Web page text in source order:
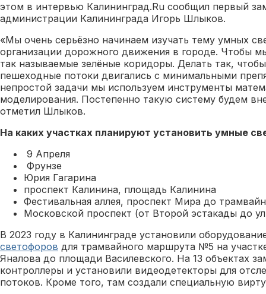
этом в интервью Калининград.Ru сообщил первый
администрации Калининграда Игорь Шлыков.
«Мы очень серьёзно начинаем изучать тему умных
организации дорожного движения в городе. Чтобы
так называемые зелёные коридоры. Делать так,
пешеходные потоки двигались с минимальными
непростой задачи мы используем инструменты
моделирования. Постепенно такую систему будем
отметил Шлыков.
На каких участках планируют установить умные
9 Апреля
Фрунзе
Юрия Гагарина
проспект Калинина, площадь Калинина
Фестивальная аллея, проспект Мира до
Московской проспект (от Второй эстакады до
В 2023 году в Калининграде установили
светофоров для трамвайного маршрута №5 на
Яналова до площади Василевского. На 13 объектах
контроллеры и установили видеодетекторы для
потоков. Кроме того, там создали специальную